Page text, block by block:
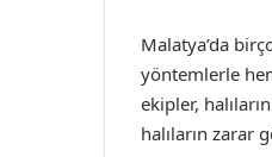
Malatya’da
yöntemlerle
ekipler,
halıların zarar